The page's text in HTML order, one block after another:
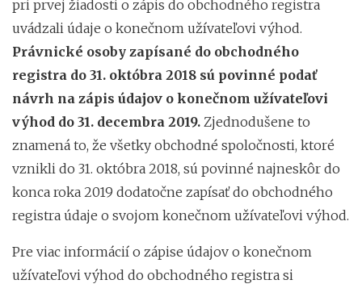
pri prvej žiadosti o zápis do obchodného registra
uvádzali údaje o konečnom užívateľovi výhod.
Právnické osoby zapísané do obchodného
registra do 31. októbra 2018 sú povinné podať
návrh na zápis údajov o konečnom užívateľovi
výhod do 31. decembra 2019. Zjednodušene to
znamená to, že všetky obchodné spoločnosti, ktoré
vznikli do 31. októbra 2018, sú povinné najneskôr do
konca roka 2019 dodatočne zapísať do obchodného
registra údaje o svojom konečnom užívateľovi výhod.
Pre viac informácií o zápise údajov o konečnom
užívateľovi výhod do obchodného registra si